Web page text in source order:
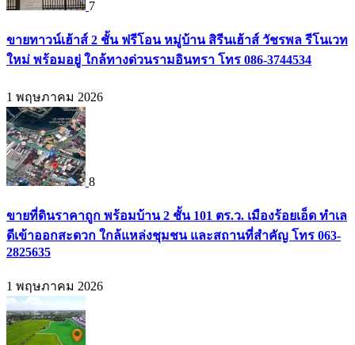
7
ขายทาวน์เฮ้าส์ 2 ชั้น ฟรีโอน หมู่บ้าน สิรีนเฮ้าส์ วัชรพล รีโนเวท
ใหม่ พร้อมอยู่ ใกล้ทางด่วนรามอินทรา โทร 086-3744534
1 พฤษภาคม 2026
8
ขายที่ดินราคาถูก พร้อมบ้าน 2 ชั้น 101 ตร.ว. เมืองร้อยเอ็ด ทำเล
ดีเข้าออกสะดวก ใกล้แหล่งชุมชน และสถานที่สำคัญ โทร 063-
2825635
1 พฤษภาคม 2026